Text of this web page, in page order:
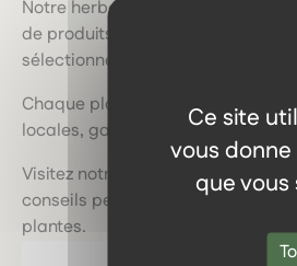
Ce site
vous
que
Notre herboristerie vous invite à
de produits naturels de qualité,
sélectionnés.
Chaque plante, extrait et huile
locales, garantissant fraîcheur et
Visitez notre boutique physique
conseils personnalisés et
plantes.